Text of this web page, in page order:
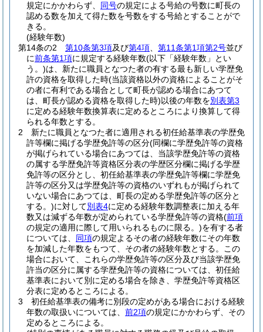
規定にかかわらず、 同号の規定による号給の号数に町長の
認める数を加えて得た数を号数をする号給とすることがで
きる。
(経験年数)
第14条の2
第10条第3項及び第4項 第11条第1項第2号並び
に前条第1項に規定する経験年数(以下「経験年数」とい
う。)は、新たに職員となつた者の有する最も新しい学歴免
許の資格を取得した時(当該資格以外の資格によることがそ
の者に有利である場合として町長が認める場合にあつて
は、町長が認める資格を取得した時)以後の年数を別表第3
に定める経験年数換算表に定めるところにより換算して得
られる年数とする。
2
新たに職員となつた者に適用される初任給基準表の学歴免
許等欄に掲げる学歴免許等の区分(同欄に学歴免許等の資格
が掲げられている場合にあつては、当該学歴免許等の資格
の属する学歴免許等資格区分表の学歴区分欄に掲げる学歴
免許等の区分とし、初任給基準表の学歴免許等欄に学歴免
許等の区分又は学歴免許等の資格のいずれもが掲げられて
いない場合にあつては、町長の定める学歴免許等の区分と
する。)に対して別表4に定める経験年数調整表に加える年
数又は減ずる年数が定められている学歴免許等の資格(前項
の規定の適用に際して用いられるものに限る。)を有する者
については、 同項の規定よるその者の経験年数にその年数
を加減した年数をもつて、その者の経験年数とする。
この
場合において、これらの学歴免許等の区分及び当該学歴免
許当の区分に属する学歴免許等の資格については、初任給
基準表において別に定める場合を除き、学歴免許等資格区
分表に定めるところによる。
3
初任給基準表の備考に別段の定めがある場合における経験
年数の取扱いについては、 前2項の規定にかかわらず、その
定めるところによる。